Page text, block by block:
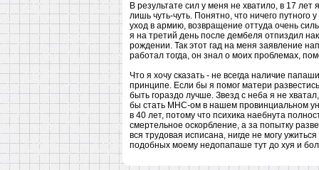
В результате сил у меня не хватило, в 17 лет
лишь чуть-чуть. Понятно, что ничего
уход в армию, возвращение оттуда очень
я на третий день после дембеля отпиздил
рождении. Так этот гад на меня заявление
работал тогда, он знал о моих проблемах,
Что я хочу сказать - не всегда наличие
принципе. Если бы я помог матери
быть гораздо лучше. Звезд с неба я не
бы стать МНС-ом в нашем провинциальном
в 40 лет, потому что психика наебнута
смертельное оскорбление, а за попытку
вся трудовая исписана, нигде не могу
подобных моему недопапаше тут до хуя и